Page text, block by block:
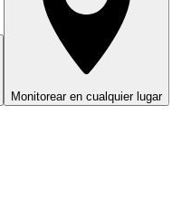
Monitorear en cualquier lugar